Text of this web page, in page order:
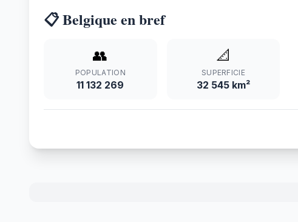
📋 Belgique en bref
👥
POPULATION
11 132 269
📐
SUPERFICIE
32 545 km²